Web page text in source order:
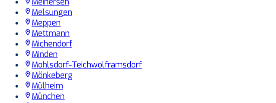
Melsungen
Meppen
Mettmann
Michendorf
Minden
Mohlsdorf-Teichwolframsdorf
Mönkeberg
Mülheim
München